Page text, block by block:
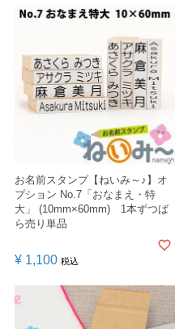
お名前スタンプ【ねいみ～♪】オ
プション No.7「おなまえ・特
大」 (10mm×60mm) 1本ずつば
ら売り単品
¥ 1,100 税込